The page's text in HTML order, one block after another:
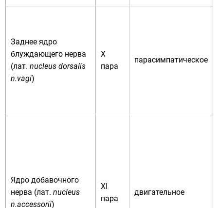
Заднее ядро
блуждающего нерва
(лат. nucleus dorsalis
n.vagi)
X
пара
парасимпатическое
Ядро добавочного
нерва (лат. nucleus
n.accessorii)
XI
пара
двигательное